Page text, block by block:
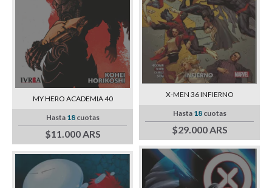
MY HERO ACADEMIA 40
Hasta 18cuotas
$11.000 ARS
X-MEN 36 INFIERNO
Hasta 18cuotas
$29.000 ARS